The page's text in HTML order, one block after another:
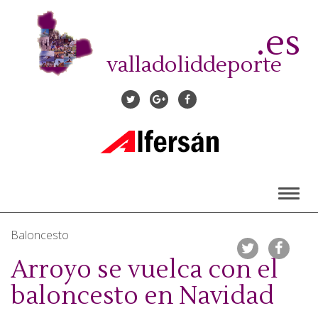
contenido
valladoliddeporte
.es
Baloncesto
Arroyo se vuelca con el
baloncesto en Navidad